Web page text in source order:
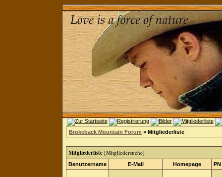
Brokeback Mountain Forum » Mitgliederliste
Mitgliederliste [Mitgliedersuche]
Benutzername E-Mail Homepage PN